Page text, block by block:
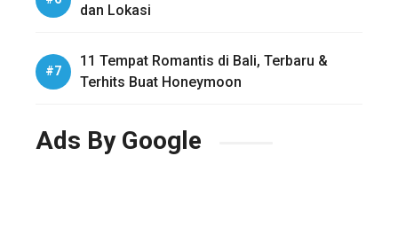
dan Lokasi
11 Tempat Romantis di Bali, Terbaru &
Terhits Buat Honeymoon
Ads By Google